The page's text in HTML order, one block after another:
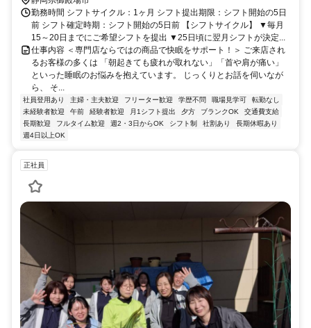
勤務時間 シフトサイクル：1ヶ月 シフト提出期限：シフト開始の5日
前 シフト確定時期：シフト開始の5日前 【シフトサイクル】 ▼毎月
15～20日までにご希望シフトを提出 ▼25日頃に翌月シフトが決定...
仕事内容 ＜専門店ならではの商品で快眠をサポート！＞ ご来店され
るお客様の多くは 「朝起きても疲れが取れない」「首や肩が痛い」
といった睡眠のお悩みを抱えています。 じっくりとお話を伺いなが
ら、 そ...
社員登用あり 主婦・主夫歓迎 フリーター歓迎 学歴不問 職場見学可
転勤なし
未経験者歓迎
午前 経験者歓迎 月1シフト提出 夕方 ブランクOK
交通費支給
長期歓迎
フルタイム歓迎 週2・3日からOK シフト制 社割あり
長期休暇あり
週4日以上OK
正社員